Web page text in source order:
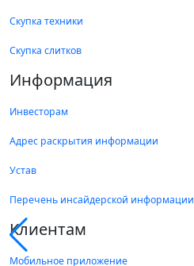
Скупка техники
Скупка слитков
Информация
Инвесторам
Адрес раскрытия информации
Устав
Перечень инсайдерской информации
Клиентам
Мобильное приложение